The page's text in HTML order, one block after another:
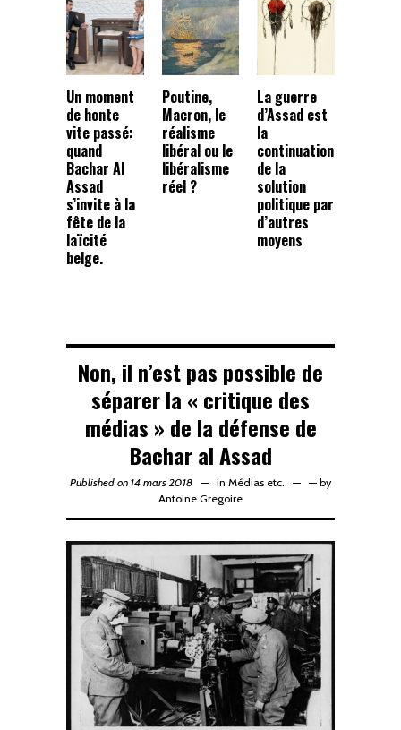
Un moment
de honte
vite passé:
quand
Bachar Al
Assad
s’invite à la
fête de la
laïcité
belge.
Poutine,
Macron, le
réalisme
libéral ou le
libéralisme
réel ?
La guerre
d’Assad est
la
continuation
de la
solution
politique par
d’autres
moyens
Non, il n’est pas possible de
séparer la « critique des
médias » de la défense de
Bachar al Assad
Published on 14 mars 2018 in Médias etc. — by
Antoine Gregoire